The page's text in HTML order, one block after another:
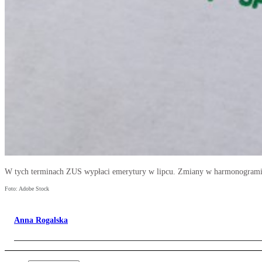
W tych terminach ZUS wypłaci emerytury w lipcu. Zmiany w
Foto: Adobe Stock
Anna Rogalska